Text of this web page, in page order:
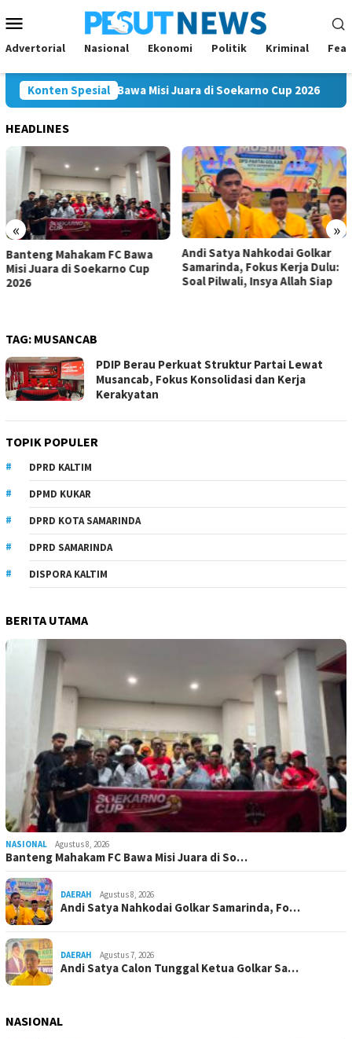
ke
kontenMobile
Advertorial Nasional Ekonomi Politik Kriminal
Konten Spesial
Mahakam FC Bawa Misi Juara di Soekarno Cup 2026
HEADLINES
« »
Andi Satya Nahkodai Golkar
Samarinda, Fokus Kerja Dulu:
Soal Pilwali, Insya Allah Siap
Andi Satya Calon Tunggal
Ketua Golkar Samarinda,
Musda Siap Digelar 8 Agustus
TAG: MUSANCAB
PDIP Berau Perkuat Struktur Partai Lewat
Musancab, Fokus Konsolidasi dan Kerja
Kerakyatan
TOPIK POPULER
DPRD KALTIM
DPMD KUKAR
DPRD KOTA SAMARINDA
DPRD SAMARINDA
DISPORA KALTIM
BERITA UTAMA
NASIONAL Agustus 8, 2026
Banteng Mahakam FC Bawa Misi Juara di So…
DAERAH Agustus 8, 2026
Andi Satya Nahkodai Golkar Samarinda, Fo…
DAERAH Agustus 7, 2026
Andi Satya Calon Tunggal Ketua Golkar Sa…
NASIONAL